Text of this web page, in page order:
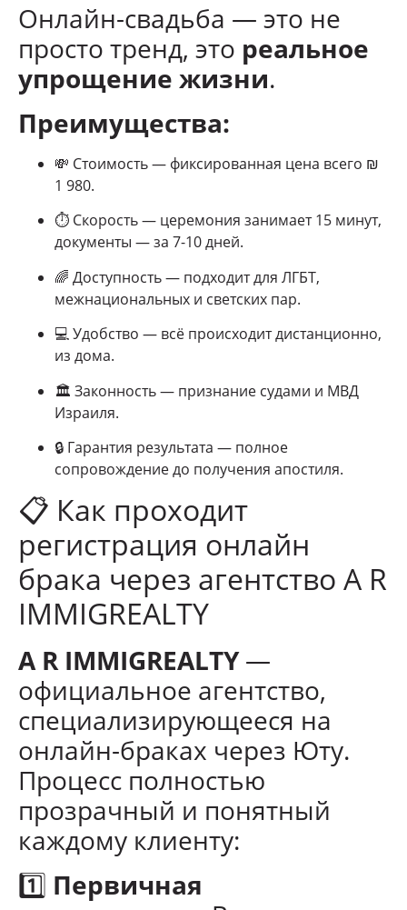
Онлайн-свадьба — это не
просто тренд, это реальное
упрощение жизни.
Преимущества:
💸 Стоимость — фиксированная цена всего ₪
1 980.
⏱ Скорость — церемония занимает 15 минут,
документы — за 7-10 дней.
🌈 Доступность — подходит для ЛГБТ,
межнациональных и светских пар.
💻 Удобство — всё происходит дистанционно,
из дома.
🏛 Законность — признание судами и МВД
Израиля.
🔒 Гарантия результата — полное
сопровождение до получения апостиля.
📋 Как проходит
регистрация онлайн
брака через агентство A R
IMMIGREALTY
A R IMMIGREALTY—
официальное агентство,
специализирующееся на
онлайн-браках через Юту.
Процесс полностью
прозрачный и понятный
каждому клиенту:
1️⃣ Первичная